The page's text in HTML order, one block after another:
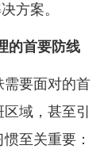
方案。
的首要防线
要面对的首
域，甚至引
至关重要：